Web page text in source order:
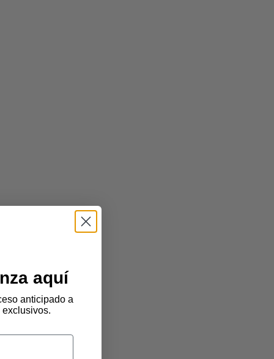
aquí
anticipado a
exclusivos.